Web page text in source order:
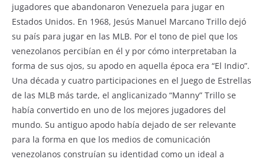
jugadores que abandonaron Venezuela para jugar en
Estados Unidos. En 1968, Jesús Manuel Marcano Trillo dejó
su país para jugar en las MLB. Por el tono de piel que los
venezolanos percibían en él y por cómo interpretaban la
forma de sus ojos, su apodo en aquella época era “El Indio”.
Una década y cuatro participaciones en el Juego de Estrellas
de las MLB más tarde, el anglicanizado “Manny” Trillo se
había convertido en uno de los mejores jugadores del
mundo. Su antiguo apodo había dejado de ser relevante
para la forma en que los medios de comunicación
venezolanos construían su identidad como un ideal a